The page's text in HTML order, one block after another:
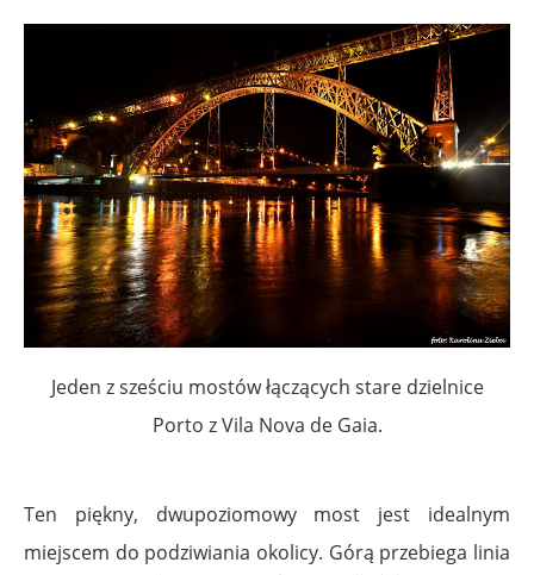
Jeden z sześciu mostów łączących stare dzielnice
Porto z Vila Nova de Gaia.
Ten piękny, dwupoziomowy most jest idealnym
miejscem do podziwiania okolicy. Górą przebiega linia